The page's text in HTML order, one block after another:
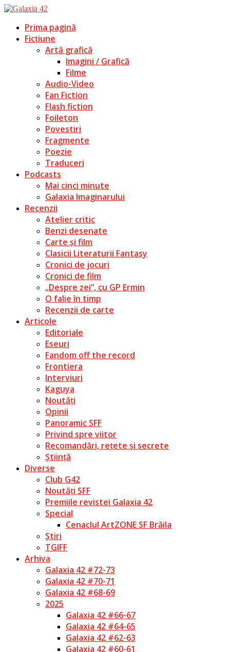
Prima pagină
Ficțiune
Artă grafică
Imagini / Grafică
Filme
Audio-Video
Fan Fiction
Flash fiction
Foileton
Povestiri
Fragmente
Poezie
Traduceri
Podcasts
Mai cinci minute
Galaxia Imaginarului
Recenzii
Atelier critic
Benzi desenate
Carte și film
Clasicii Literaturii Fantasy
Cronici de jocuri
Cronici de film
„Despre zei”, cu GP Ermin
O falie în timp
Recenzii de carte
Articole
Editoriale
Eseuri
Fandom off the record
Frontiera
Interviuri
Kaguya
Noutăți
Opinii
Panoramic SFF
Privind spre viitor
Recomandări, rețete și secrete
Știință
Diverse
Club G42
Noutăți SFF
Premiile revistei Galaxia 42
Special
Cenaclul ArtZONE SF Brăila
Știri
TGIFF
Arhiva
Galaxia 42 #72-73
Galaxia 42 #70-71
Galaxia 42 #68-69
2025
Galaxia 42 #66-67
Galaxia 42 #64-65
Galaxia 42 #62-63
Galaxia 42 #60-61